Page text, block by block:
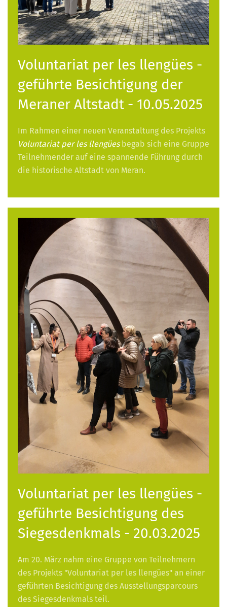
Voluntariat per les llengües -
geführte Besichtigung der
Meraner Altstadt - 10.05.2025
Im Rahmen einer neuen Veranstaltung des Projekts
Voluntariat per les llengüesbegab sich eine Gruppe
Teilnehmender auf eine spannende Führung durch
die historische Altstadt von Meran.
Voluntariat per les llengües -
geführte Besichtigung des
Siegesdenkmals - 20.03.2025
Am 20. März nahm eine Gruppe von Teilnehmern
des Projekts "Voluntariat per les llengües" an einer
geführten Besichtigung des Ausstellungsparcours
des Siegesdenkmals teil.